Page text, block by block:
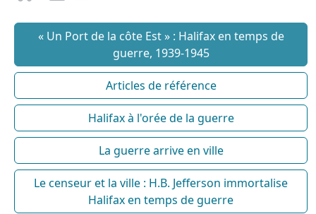
« Un Port de la côte Est » : Halifax en temps de
guerre, 1939-1945
Articles de référence
Halifax à l'orée de la guerre
La guerre arrive en ville
Le censeur et la ville : H.B. Jefferson immortalise
Halifax en temps de guerre